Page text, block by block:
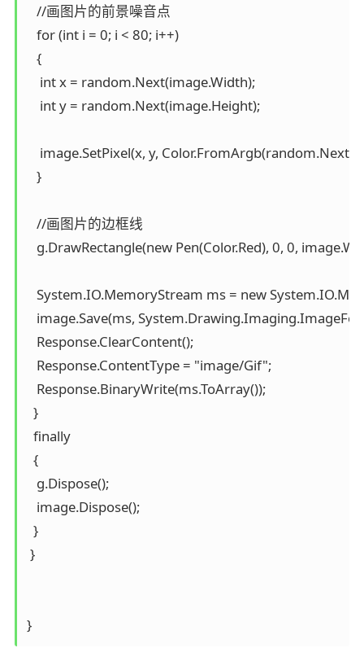
   //画图片的前景噪音点
   for (int i = 0; i < 80; i++)
   {
    int x = random.Next(image.Width);
    int y = random.Next(image.Height);
image.SetPixel(x, y,
   }
   //画图片的边框线
g.DrawRectangle(new Pen(Color.Red), 0, 0,
System.IO.MemoryStream ms = new
image.Save(ms,
   Response.ClearContent();
   Response.ContentType = "image/Gif";
   Response.BinaryWrite(ms.ToArray());
  }
  finally
  {
   g.Dispose();
   image.Dispose();
  }
}
}